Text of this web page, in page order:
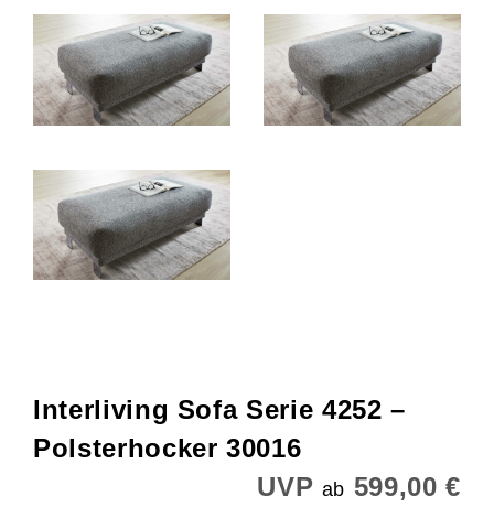
Interliving Sofa Serie 4252 –
Polsterhocker 30016
UVP ab 599,00 €